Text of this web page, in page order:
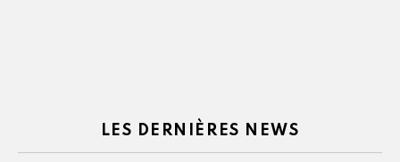
LES DERNIÈRES NEWS